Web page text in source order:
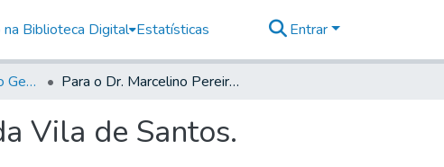
na Biblioteca Digital Estatísticas Entrar
Volume 85 - Ofícios do General Francisco da Cunha Menezes (Governador da Capitania): 1782- 1786 Para o Dr. Marcelino Pereira Cleto, Juiz de Fora da Vila de Santos.
Vila de Santos.